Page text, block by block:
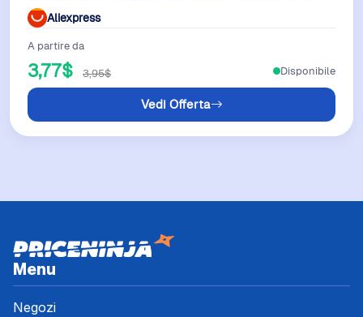
Cushion Cover
Aliexpress
A partire da
3,77$ 3,95$
Vedi Offerta
Disponibile
Menu
Negozi